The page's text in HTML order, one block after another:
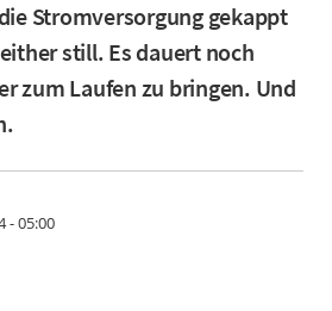
Stromversorgung gekappt
still. Es dauert noch
zum Laufen zu bringen. Und
- 05:00